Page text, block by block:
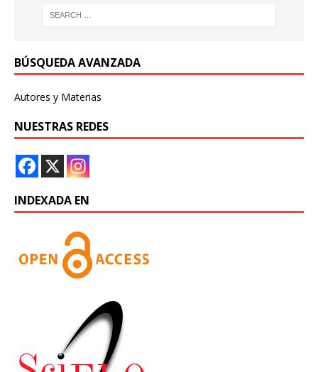
BÚSQUEDA AVANZADA
Autores y Materias
NUESTRAS REDES
INDEXADA EN